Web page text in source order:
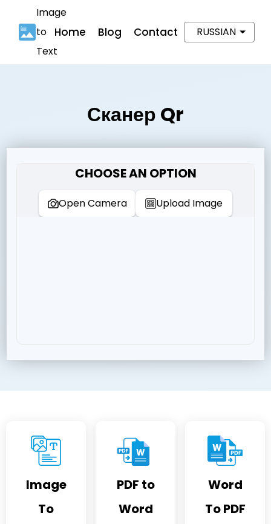
Image
to
Text
Home Blog Contact RUSSIAN
Сканер Qr
CHOOSE AN OPTION
Open Camera Upload Image
Image
To
PDF to
Word
Word
To PDF